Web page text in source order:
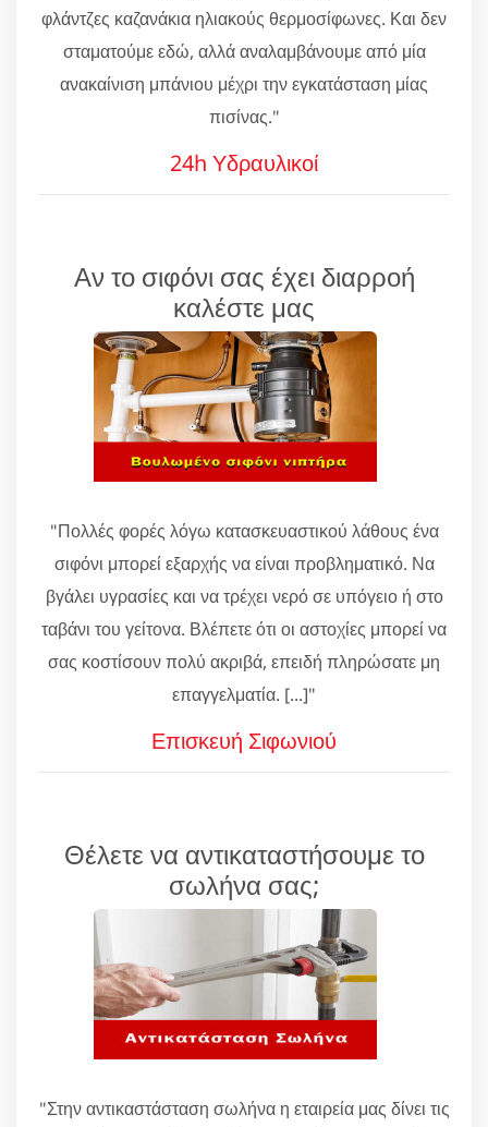
φλάντζες καζανάκια ηλιακούς θερμοσίφωνες. Και δεν
σταματούμε εδώ, αλλά αναλαμβάνουμε από μία
ανακαίνιση μπάνιου μέχρι την εγκατάσταση μίας
πισίνας."
24h Υδραυλικοί
Αν το σιφόνι σας έχει διαρροή
καλέστε μας
"Πολλές φορές λόγω κατασκευαστικού λάθους ένα
σιφόνι μπορεί εξαρχής να είναι προβληματικό. Να
βγάλει υγρασίες και να τρέχει νερό σε υπόγειο ή στο
ταβάνι του γείτονα. Βλέπετε ότι οι αστοχίες μπορεί να
σας κοστίσουν πολύ ακριβά, επειδή πληρώσατε μη
επαγγελματία. [...]"
Επισκευή Σιφωνιού
Θέλετε να αντικαταστήσουμε το
σωλήνα σας;
"Στην αντικαστάσταση σωλήνα η εταιρεία μας δίνει τις